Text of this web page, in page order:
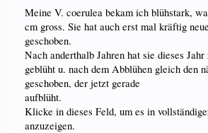
Meine V. coerulea bekam ich blühstark,
cm gross. Sie hat auch erst mal kräftig
geschoben.
Nach anderthalb Jahren hat sie dieses
geblüht u. nach dem Abblühen gleich den
geschoben, der jetzt gerade
aufblüht.
Klicke in dieses Feld, um es in
anzuzeigen.